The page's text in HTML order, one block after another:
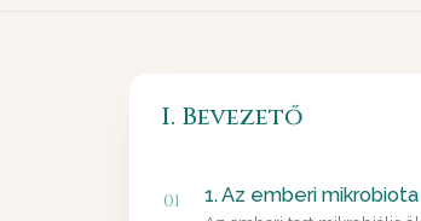
I. Bevezető
01 1. Az emberi